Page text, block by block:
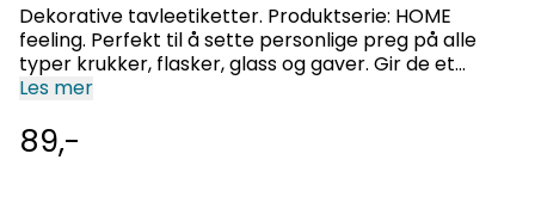
Dekorative tavleetiketter. Produktserie: HOME
feeling. Perfekt til å sette personlige preg på alle
typer krukker, flasker, glass og gaver. Gir de et
trendy og dekorativt utseende. Skrives på med kritt
overflater som f.eks. glass, metallbokser, keramikk-
og plastbeholdere. Etikettene gjør det enkelt å se
Les mer
89,-